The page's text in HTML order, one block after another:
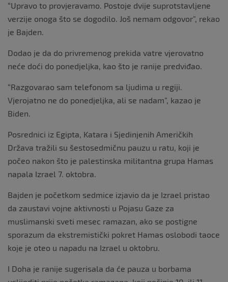
“Upravo to provjeravamo. Postoje dvije suprotstavljene
verzije onoga što se dogodilo. Još nemam odgovor”, rekao
je Bajden.
Dodao je da do privremenog prekida vatre vjerovatno
neće doći do ponedjeljka, kao što je ranije predviđao.
“Razgovarao sam telefonom sa ljudima u regiji.
Vjerojatno ne do ponedjeljka, ali se nadam”, kazao je
Biden.
Posrednici iz Egipta, Katara i Sjedinjenih Američkih
Država tražili su šestosedmičnu pauzu u ratu, koji je
počeo nakon što je palestinska militantna grupa Hamas
napala Izrael 7. oktobra.
Bajden je početkom sedmice izjavio da je Izrael pristao
da zaustavi vojne aktivnosti u Pojasu Gaze za
muslimanski sveti mesec ramazan, ako se postigne
sporazum da ekstremistički pokret Hamas oslobodi taoce
koje je oteo u napadu na Izrael u oktobru.
I Doha je ranije sugerisala da će pauza u borbama